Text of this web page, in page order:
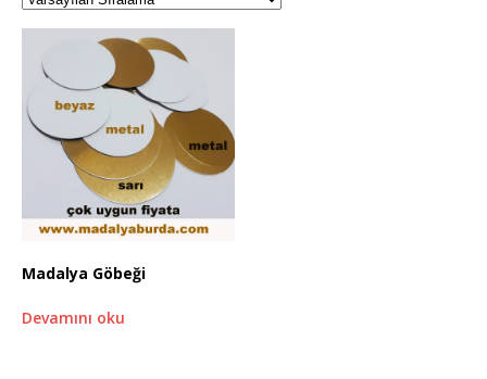
Madalya Göbeği
Devamını oku